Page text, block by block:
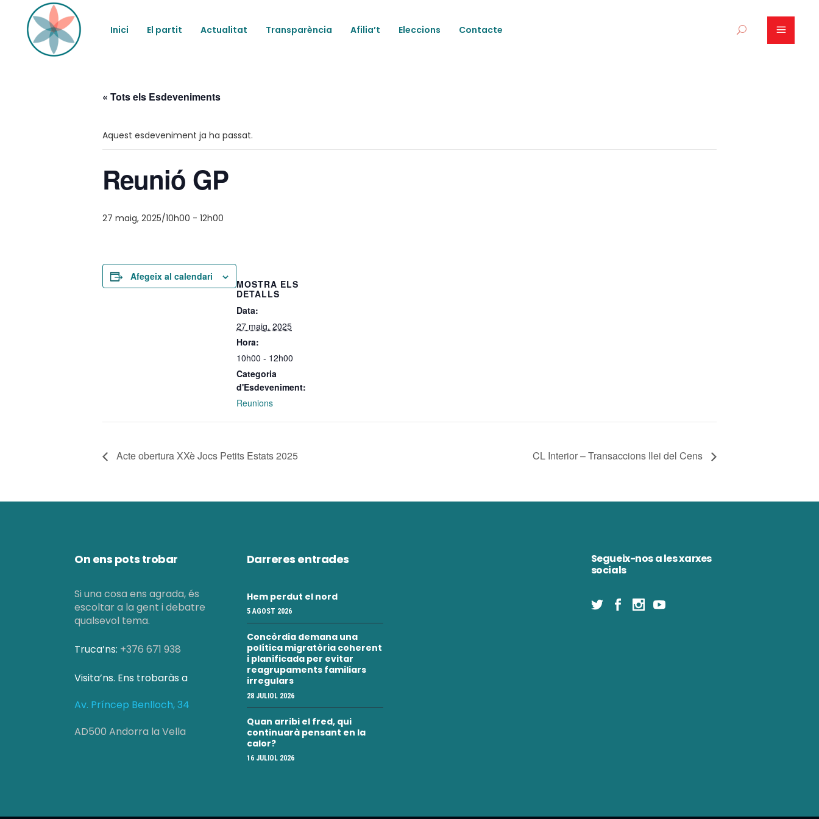
Inici El partit Actualitat Transparència Afilia’t Eleccions Contacte
« Tots els Esdeveniments
Aquest esdeveniment ja ha passat.
Reunió GP
27 maig, 2025/10h00 - 12h00
Afegeix al calendari
MOSTRA ELS
DETALLS
Data:
27 maig, 2025
Hora:
10h00 - 12h00
Categoria
d'Esdeveniment:
Reunions
Acte obertura XXè Jocs Petits Estats 2025 CL Interior – Transaccions llei del Cens
On ens pots trobar
Si una cosa ens agrada, és
escoltar a la gent i debatre
qualsevol tema.
Truca’ns: +376 671 938
Visita’ns. Ens trobaràs a
Av. Príncep Benlloch, 34
AD500 Andorra la Vella
Darreres entrades
Hem perdut el nord
5 AGOST 2026
Concòrdia demana una
política migratòria coherent
i planificada per evitar
reagrupaments familiars
irregulars
28 JULIOL 2026
Quan arribi el fred, qui
continuarà pensant en la
calor?
16 JULIOL 2026
Segueix-nos a les xarxes
socials